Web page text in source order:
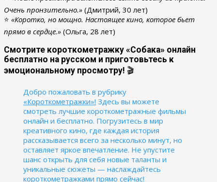
Очень пронзительно.» (Дмитрий, 30 лет)
⭐ «Коротко, но мощно. Настоящее кино, которое бьет
прямо в сердце.» (Ольга, 28 лет)
Смотрите короткометражку «Собака» онлайн
бесплатно на русском и приготовьтесь к
эмоциональному просмотру! 🎬
Добро пожаловать в рубрику
«Короткометражки»! Здесь вы можете
смотреть лучшие короткометражные фильмы
онлайн и бесплатно. Погрузитесь в мир
креативного кино, где каждая история
рассказывается всего за несколько минут, но
оставляет яркое впечатление. Не упустите
шанс открыть для себя новые таланты и
уникальные сюжеты — наслаждайтесь
короткометражками прямо сейчас!